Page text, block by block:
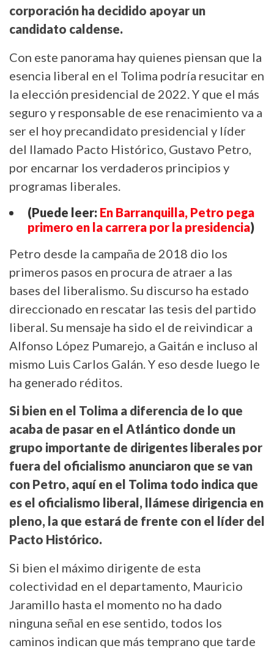
corporación ha decidido apoyar un
candidato caldense.
Con este panorama hay quienes piensan que la
esencia liberal en el Tolima podría resucitar en
la elección presidencial de 2022. Y que el más
seguro y responsable de ese renacimiento va a
ser el hoy precandidato presidencial y líder
del llamado Pacto Histórico, Gustavo Petro,
por encarnar los verdaderos principios y
programas liberales.
(Puede leer: En Barranquilla, Petro pega
primero en la carrera por la presidencia)
Petro desde la campaña de 2018 dio los
primeros pasos en procura de atraer a las
bases del liberalismo. Su discurso ha estado
direccionado en rescatar las tesis del partido
liberal. Su mensaje ha sido el de reivindicar a
Alfonso López Pumarejo, a Gaitán e incluso al
mismo Luis Carlos Galán. Y eso desde luego le
ha generado réditos.
Si bien en el Tolima a diferencia de lo que
acaba de pasar en el Atlántico donde un
grupo importante de dirigentes liberales por
fuera del oficialismo anunciaron que se van
con Petro, aquí en el Tolima todo indica que
es el oficialismo liberal, llámese dirigencia en
pleno, la que estará de frente con el líder del
Pacto Histórico.
Si bien el máximo dirigente de esta
colectividad en el departamento, Mauricio
Jaramillo hasta el momento no ha dado
ninguna señal en ese sentido, todos los
caminos indican que más temprano que tarde